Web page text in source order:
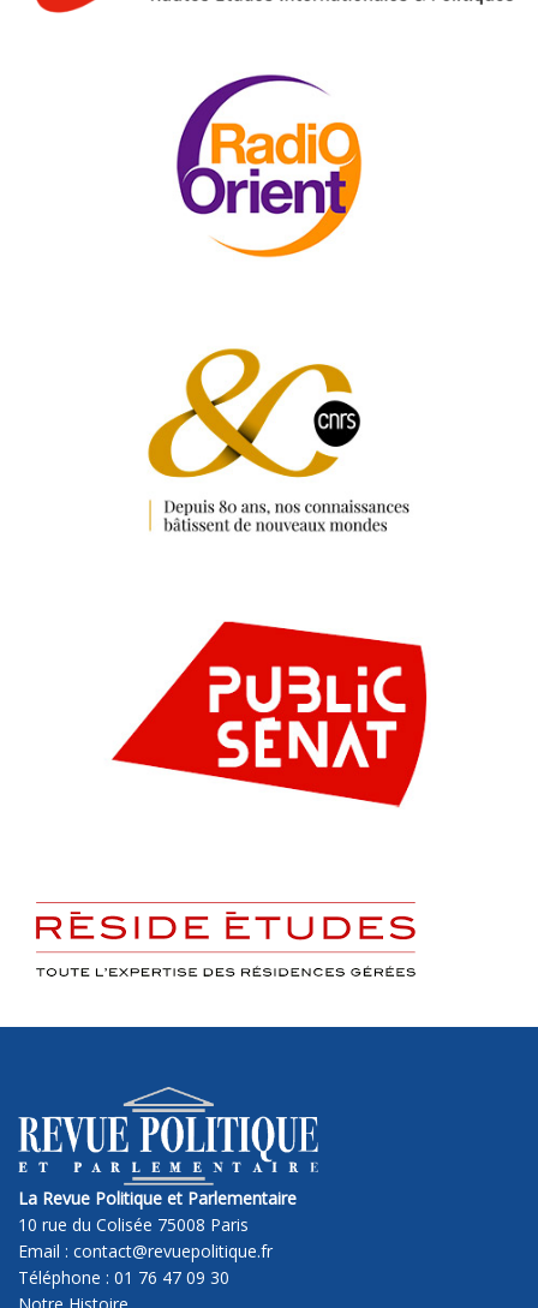
La Revue Politique et Parlementaire
10 rue du Colisée 75008 Paris
Email : contact@revuepolitique.fr
Téléphone : 01 76 47 09 30